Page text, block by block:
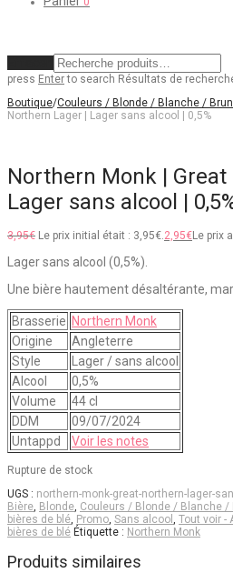
press Enterto search Résultats de
Boutique/Couleurs / Blonde / Blanche /
Northern Lager | Lager sans alcool | 0,5%
Northern Monk |
Lager sans alcool |
3,95€ Le prix initial était : 3,95€.2,95€Le prix
Lager sans alcool (0,5%).
Une bière hautement désaltérante,
Brasserie Northern Monk
Origine
Angleterre
Style
Lager / sans alcool
Alcool
0,5%
Volume
44 cl
DDM
09/07/2024
Untappd
Voir les notes
Rupture de stock
UGS : northern-monk-great-northern-lager-
Bière, Blonde, Couleurs / Blonde / Blanche /
bières de blé, Promo, Sans alcool , Tout voir -
bières de blé Étiquette : Northern Monk
Produits similaires